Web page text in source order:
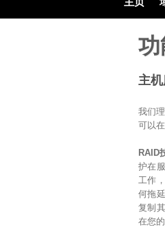
主
我们
可以
RAID
护在
工作
何拖
复制
在您